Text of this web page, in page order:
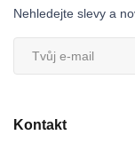
Nehledejte slevy a
Kontakt